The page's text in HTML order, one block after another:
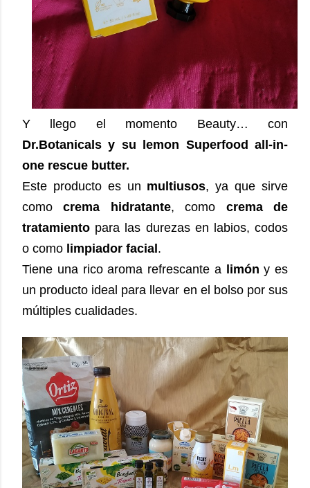
Y llego el momento Beauty… con
Dr.Botanicals y su lemon Superfood all-in-
one rescue butter.
Este producto es un multiusos, ya que sirve
comocrema hidratante, como crema de
tratamiento para las durezas en labios, codos
o como limpiador facial .
Tiene una rico aroma refrescante a
limón y es
un producto ideal para llevar en el bolso por sus
múltiples cualidades.